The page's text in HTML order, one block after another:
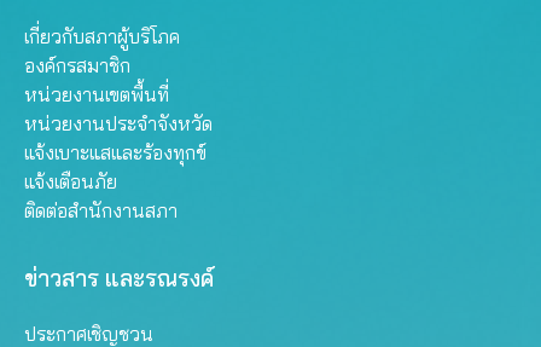
เกี่ยวกับสภาผู้บริโภค
องค์กรสมาชิก
หน่วยงานเขตพื้นที่
หน่วยงานประจำจังหวัด
แจ้งเบาะแสและร้องทุกข์
แจ้งเตือนภัย
ติดต่อสำนักงานสภา
ข่าวสาร และรณรงค์
ประกาศเชิญชวน